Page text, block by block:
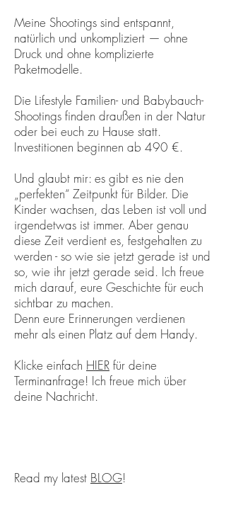
Meine Shootings sind entspannt,
natürlich und unkompliziert — ohne
Druck und ohne komplizierte
Paketmodelle.
Die Lifestyle Familien- und Babybauch-
Shootings finden draußen in der Natur
oder bei euch zu Hause statt.
Investitionen beginnen ab 490 €.
Und glaubt mir: es gibt es nie den
„perfekten“ Zeitpunkt für Bilder. Die
Kinder wachsen, das Leben ist voll und
irgendetwas ist immer. Aber genau
diese Zeit verdient es, festgehalten zu
werden - so wie sie jetzt gerade ist und
so, wie ihr jetzt gerade seid. Ich freue
mich darauf, eure Geschichte für euch
sichtbar zu machen.
Denn eure Erinnerungen verdienen
mehr als einen Platz auf dem Handy.
Klicke einfach HIER für deine
Terminanfrage! Ich freue mich über
deine Nachricht.
Read my latest BLOG!